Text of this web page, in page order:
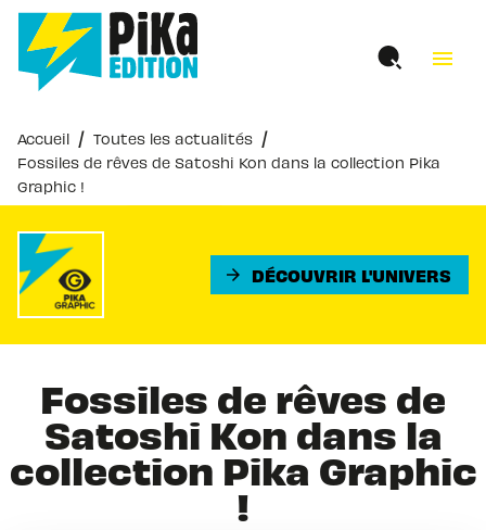
MENU RECHERCHE
PIED DE PAGE
menu
Accueil / Toutes les actualités /
Fossiles de rêves de Satoshi Kon dans la collection Pika
Graphic !
arrow_forward DÉCOUVRIR L'UNIVERS
Fossiles de rêves de
Satoshi Kon dans la
collection Pika Graphic
!